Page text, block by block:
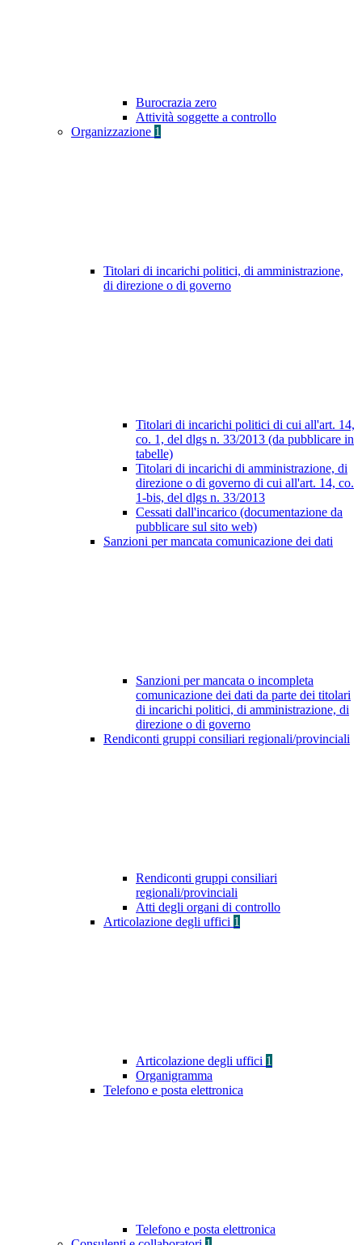
Burocrazia zero
Attività soggette a controllo
Organizzazione 1
Titolari di incarichi politici, di amministrazione,
di direzione o di governo
Titolari di incarichi politici di cui all'art. 14,
co. 1, del dlgs n. 33/2013 (da pubblicare in
tabelle)
Titolari di incarichi di amministrazione, di
direzione o di governo di cui all'art. 14, co.
1-bis, del dlgs n. 33/2013
Cessati dall'incarico (documentazione da
pubblicare sul sito web)
Sanzioni per mancata comunicazione dei dati
Sanzioni per mancata o incompleta
comunicazione dei dati da parte dei titolari
di incarichi politici, di amministrazione, di
direzione o di governo
Rendiconti gruppi consiliari regionali/provinciali
Rendiconti gruppi consiliari
regionali/provinciali
Atti degli organi di controllo
Articolazione degli uffici 1
Articolazione degli uffici 1
Organigramma
Telefono e posta elettronica
Telefono e posta elettronica